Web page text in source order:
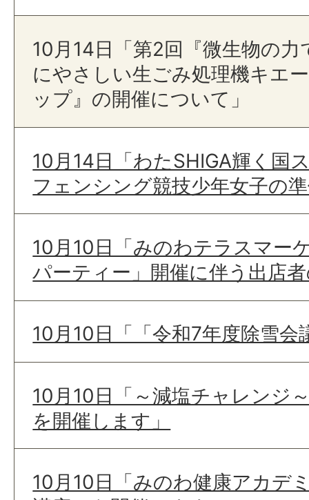
10月14日「第2回『微生物の
にやさしい生ごみ処理機キエ
ップ』の開催について」
10月14日「わたSHIGA輝く国
フェンシング競技少年女子の
10月10日「みのわテラスマー
パーティー」開催に伴う出店
10月10日「「令和7年度除雪会
10月10日「～減塩チャレンジ
を開催します」
10月10日「みのわ健康アカデ